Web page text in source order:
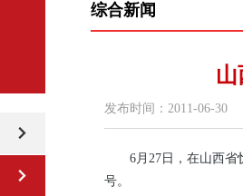
综合新闻
山
发布时间： 2011-06-30
6月27日，在山西省忻
号。